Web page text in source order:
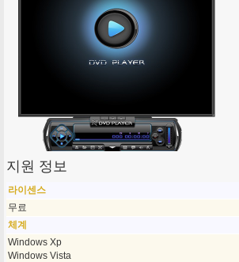
지원 정보
라이센스
무료
체계
Windows Xp
Windows Vista